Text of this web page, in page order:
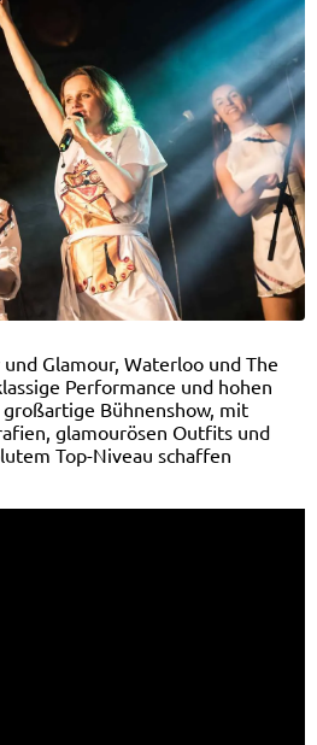
Glamour, Waterloo und The
Performance und hohen
Bühnenshow, mit
glamourösen Outfits und
Top-Niveau schaffen